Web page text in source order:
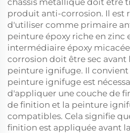
produit anti-corrosion. Il est
d'utiliser comme primaire
peinture époxy riche en zinc
intermédiaire époxy
corrosion doit être sec
peinture ignifuge. Il
peinture ignifuge est
d'appliquer une couche de
de finition et la peinture
compatibles. Cela signifie
finition est appliquée avant